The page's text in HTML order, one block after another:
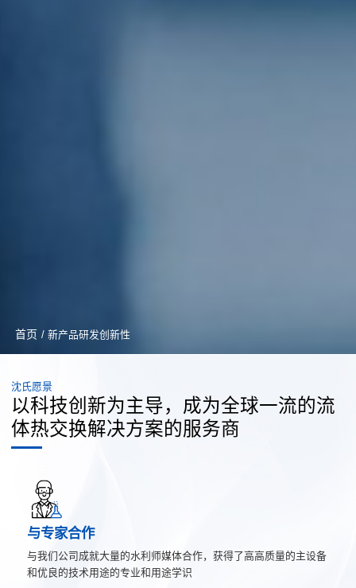
首页 / 新产品研发创新性
沈氏愿景
以科技创新为主导，成为全球一流的流
体热交换解决方案的服务商
与专家合作
与我们公司成就大量的水利师媒体合作，获得了高高质量的主设备
和优良的技术用途的专业和用途学识